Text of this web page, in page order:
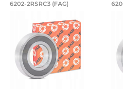
6202-2RSRC3 (FAG)